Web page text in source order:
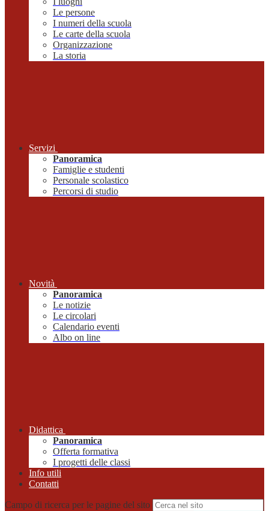
Le persone
I numeri della scuola
Le carte della scuola
Organizzazione
La storia
Servizi
Panoramica
Famiglie e studenti
Personale scolastico
Percorsi di studio
Novità
Panoramica
Le notizie
Le circolari
Calendario eventi
Albo on line
Didattica
Panoramica
Offerta formativa
I progetti delle classi
Info utili
Contatti
Campo di ricerca per le pagine del sito